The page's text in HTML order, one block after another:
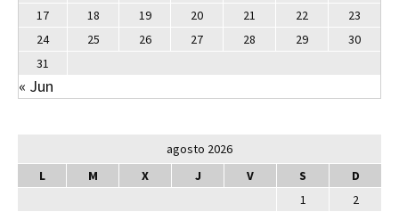
17
18 19 20 21 22
23
24
25 26 27 28 29
30
31
« Jun
agosto 2026
L
M X J V S
D
1
2